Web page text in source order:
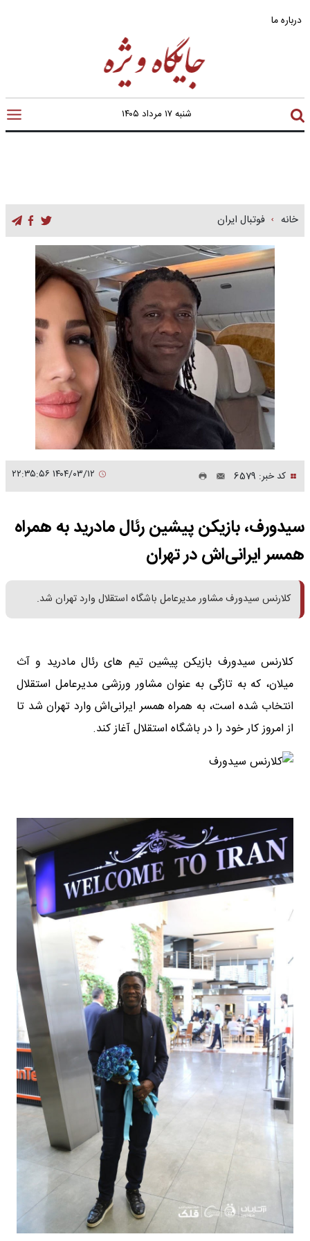
درباره ما
شنبه ۱۷ مرداد ۱۴۰۵
خانه فوتبال ایران
کد خبر: 6579
سیدورف، بازیکن پیشین رئال مادرید به همراه
همسر ایرانی‌اش در تهران
کلارنس سیدورف مشاور مدیرعامل باشگاه استقلال وارد تهران شد.
کلارنس سیدورف بازیکن پیشین تیم های رئال مادرید و آث
میلان، که به تازگی به عنوان مشاور ورزشی مدیرعامل استقلال
انتخاب شده است، به همراه همسر ایرانی‌اش وارد تهران شد تا
از امروز کار خود را در باشگاه استقلال آغاز کند.